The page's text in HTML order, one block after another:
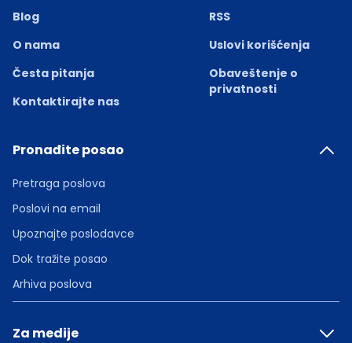
Blog
O nama
Česta pitanja
Kontaktirajte nas
RSS
Uslovi korišćenja
Obaveštenje o
privatnosti
Pronađite posao
Pretraga poslova
Poslovi na email
Upoznajte poslodavce
Dok tražite posao
Arhiva poslova
Za medije